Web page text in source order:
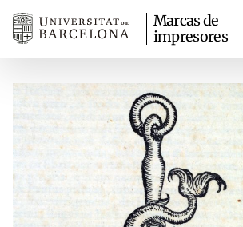
Marcas de
impresores